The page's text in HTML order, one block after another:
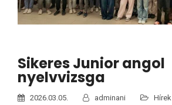
Sikeres Junior angol
nyelvvizsga
2026.03.05. adminani Hírek